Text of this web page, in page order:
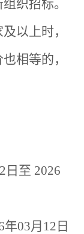
织招标。
以上时，
相等的，
日至 2026
03月12日